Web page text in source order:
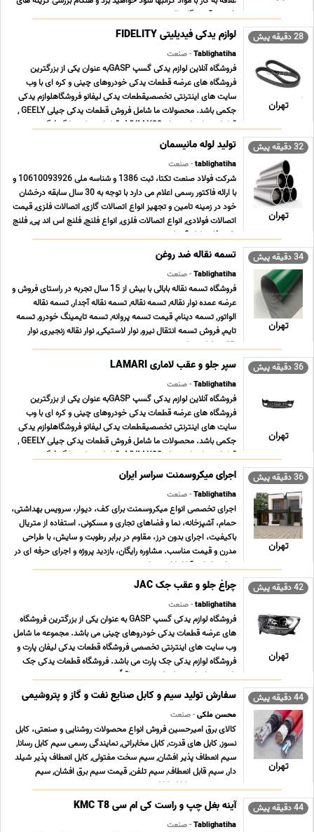
خود در آموزشگاه طلا ... ...
28 دقیقه پیش
تهران
لوازم یدکی فیدیلیتی FIDELITY
Tablighatiha- صنعت
فروشگاه آنلاین لوازم یدکی گسپ GASPبه عنوان یکی از بزرگترین
فروشگاه های عرضه قطعات یدکی خودروهای چینی و کره ای با وب
سایت های اینترنتی تخصصیقطعات یدکی لیفانو فروشگاهلوازم یدکی
جکمی باشد. محصولات ما شامل فروش قطعات یدکی جیلی GEELY ,
قطعات یدکی ام وی ام MVM X33 , قطعات یدکی دانگ فنگ ... ...
32 دقیقه پیش
تهران
تولید لوله مانیسمان
tablighatiha- صنعت
شرکت فولاد صنعت تکتا، ثبت 1386 و شناسه ملی 10610093926 و
با ارائه فاکتور رسمی اعلام می دارد با توجه به 30 سال سابقه درخشان
خود در زمینه تامین و تجهیز انواع اتصالات گازی, اتصالات فلزی, قیمت
اتصالات فولادی, انواع اتصالات فلزی, انواع فلنج, فلنج اس اند پی, فلنج
نفت, فلنج لوله آب, اتص ... ...
34 دقیقه پیش
تهران
تسمه نقاله ضد روغن
Tablighatiha- صنعت
فروشگاه تسمه نقاله بابائی با بیش از 15 سال تجربه در راستای فروش و
عرضه عمده نوار نقاله, تسمه نقاله, تسمه نقاله آجدار, تسمه نقاله
الواتور, تسمه دینام, قیمت تسمه پروانه, تسمه تایمینگ خودرو, تسمه
تایم, فروش تسمه انتقال نیرو, نوار لاستیکی, نوار نقاله زنجیری, نوار
نقاله رولیکی, نوار ن ... ...
36 دقیقه پیش
تهران
سپر جلو و عقب لاماری LAMARI
Tablighatiha- صنعت
فروشگاه آنلاین لوازم یدکی گسپ GASPبه عنوان یکی از بزرگترین
فروشگاه های عرضه قطعات یدکی خودروهای چینی و کره ای با وب
سایت های اینترنتی تخصصیقطعات یدکی لیفانو فروشگاهلوازم یدکی
جکمی باشد. محصولات ما شامل فروش قطعات یدکی جیلی GEELY ,
قطعات یدکی ام وی ام MVM X33 , قطعات یدکی دانگ فنگ ... ...
36 دقیقه پیش
تهران
اجرای میکروسمنت سراسر ایران
Tablighatiha- صنعت
اجرای تخصصی انواع میکروسمنت برای کف، دیوار، سرویس بهداشتی،
حمام، آشپزخانه، نما و فضاهای تجاری و مسکونی. استفاده از متریال
باکیفیت، اجرای بدون درز، مقاوم در برابر رطوبت و سایش، با طراحی
مدرن و قیمت مناسب. مشاوره رایگان، بازدید پروژه و اجرای حرفه ای در
سراسر ایران. آیا از کاشی های ... ...
42 دقیقه پیش
تهران
چراغ جلو و عقب جک JAC
tablighatiha- صنعت
فروشگاه لوازم یدکی گسپ GASP به عنوان یکی از بزرگترین فروشگاه
های عرضه قطعات یدکی خودروهای چینی می باشد. مجموعه ما شامل
وب سایت های اینترنتی تخصصی فروشگاه قطعات یدکی لیفان پارت و
فروشگاه لوازم یدکی جک پارت می باشد. فروشگاه قطعات یدکی جک
پارت همراه با رشد تکنولوژی و متعاقباً سرعت ت ... ...
44 دقیقه پیش
تهران
سفارش تولید سیم و کابل صنایع نفت و گاز و پتروشیمی
محسن ملکی- صنعت
کالای برق امیرحسین فروش انواع محصولات روشنایی و صنعتی، کابل
نسوز, کابل های قدرت, کابل مخابراتی, نمایندگی رسمی سیم کابل رسانا,
سیم انعطاف پذیر افشان, سیم سخت مفتولی, کابل انعطاف پذیر شیلد
دار, سیم قابل انعطاف, سیم تلفن, قیمت سیم برق افشان, سیم
صنعتی, سیم و کابل, کابل صنعتی, سیم و ... ...
44 دقیقه پیش آینه بغل چپ و راست کی ام سی KMC T8
Tablighatiha- صنعت